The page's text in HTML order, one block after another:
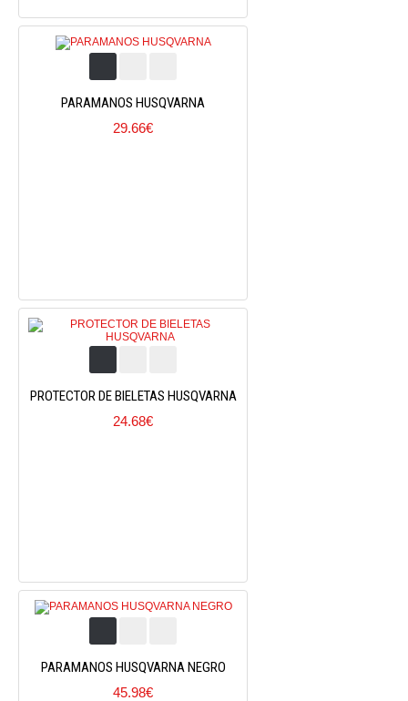
PARAMANOS HUSQVARNA
29.66€
PROTECTOR DE BIELETAS HUSQVARNA
24.68€
PARAMANOS HUSQVARNA NEGRO
45.98€